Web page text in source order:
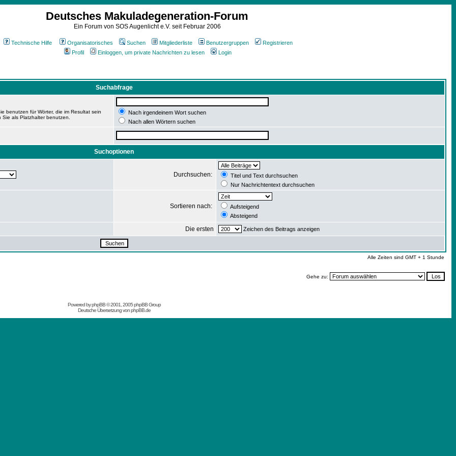
Deutsches Makuladegeneration-Forum
Ein Forum von SOS Augenlicht e.V. seit Februar 2006
Technische Hilfe Organisatorisches Suchen Mitgliederliste Benutzergruppen
Registrieren
Profil
Einloggen, um private Nachrichten zu lesen Login
Suchabfrage
benutzen für Wörter, die im Resultat sein
als Platzhalter benutzen.
Nach irgendeinem Wort suchen
Nach allen Wörtern suchen
Suchoptionen
Durchsuchen:
Titel und Text durchsuchen
Nur Nachrichtentext durchsuchen
Sortieren nach:
Aufsteigend
Absteigend
Die ersten Zeichen des Beitrags anzeigen
Alle Zeiten sind GMT + 1 Stunde
Gehe zu:
Powered byphpBB© 2001, 2005 phpBB Group
Deutsche Übersetzung vonphpBB.de